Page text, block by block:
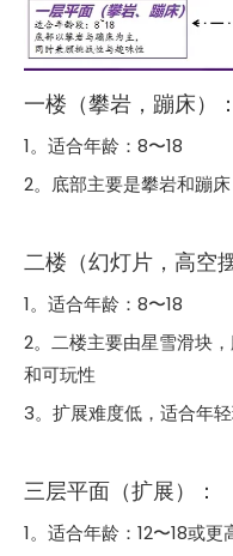
一楼（攀岩，蹦床）：
1。适合年龄：8〜18
2。底部主要是攀岩和蹦
二楼（幻灯片，高空
1。适合年龄：8〜18
2。二楼主要由星雪滑块
和可玩性
3。扩展难度低，适合年
三层平面（扩展）：
1。适合年龄：12〜18或更